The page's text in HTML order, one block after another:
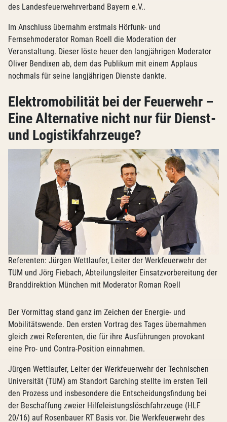
des Landesfeuerwehrverband Bayern e.V..
Im Anschluss übernahm erstmals Hörfunk- und
Fernsehmoderator Roman Roell die Moderation der
Veranstaltung. Dieser löste heuer den langjährigen Moderator
Oliver Bendixen ab, dem das Publikum mit einem Applaus
nochmals für seine langjährigen Dienste dankte.
Elektromobilität bei der Feuerwehr –
Eine Alternative nicht nur für Dienst-
und Logistikfahrzeuge?
Referenten: Jürgen Wettlaufer, Leiter der Werkfeuerwehr der
TUM und Jörg Fiebach, Abteilungsleiter Einsatzvorbereitung der
Branddirektion München mit Moderator Roman Roell
Der Vormittag stand ganz im Zeichen der Energie- und
Mobilitätswende. Den ersten Vortrag des Tages übernahmen
gleich zwei Referenten, die für ihre Ausführungen provokant
eine Pro- und Contra-Position einnahmen.
Jürgen Wettlaufer, Leiter der Werkfeuerwehr der Technischen
Universität (TUM) am Standort Garching stellte im ersten Teil
den Prozess und insbesondere die Entscheidungsfindung bei
der Beschaffung zweier Hilfeleistungslöschfahrzeuge (HLF
20/16) auf Rosenbauer RT Basis vor. Die Werkfeuerwehr des